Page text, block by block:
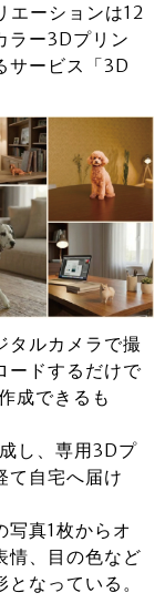
エーションは12
ラー3Dプリン
サービス「3D
タルカメラで撮
ードするだけで
成できるも
し、専用3Dプ
て自宅へ届け
写真1枚からオ
情、目の色など
なっている。